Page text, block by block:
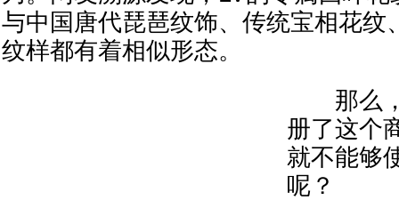
与中国唐代琵琶纹饰、传统宝相花纹
纹样都有着相似形态。
那么，
册了这个
就不能够
呢？